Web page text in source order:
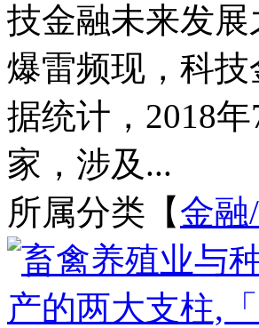
技金融未来发
爆雷频现，科
据统计，2018
家，涉及...
所属分类【金融